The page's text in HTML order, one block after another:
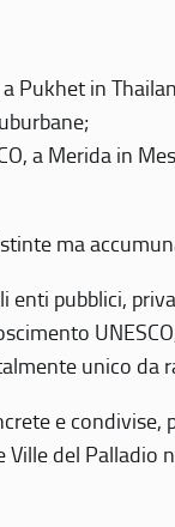
Pukhet in
a Merida in
ma
pubblici,
unico da
e
del Palladio